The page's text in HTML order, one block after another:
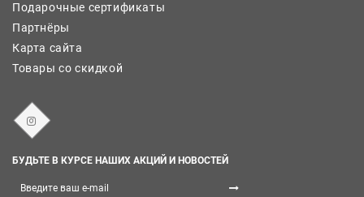
Подарочные сертификаты
Партнёры
Карта сайта
Товары со скидкой
БУДЬТЕ В КУРСЕ НАШИХ АКЦИЙ И НОВОСТЕЙ